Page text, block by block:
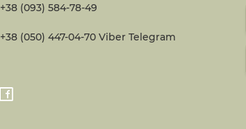
+38 (093) 584-78-49
+38 (050) 447-04-70 Viber Telegram